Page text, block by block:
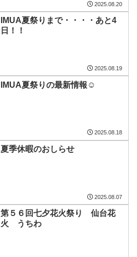
2025.08.20
IMUA夏祭りまで・・・・あと4
日！！
2025.08.19
IMUA夏祭りの最新情報☺
2025.08.18
夏季休暇のおしらせ
2025.08.07
第５６回七夕花火祭り 仙台花
火 うちわ